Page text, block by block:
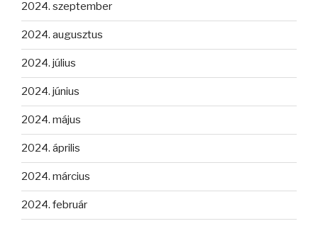
2024. szeptember
2024. augusztus
2024. július
2024. június
2024. május
2024. április
2024. március
2024. február